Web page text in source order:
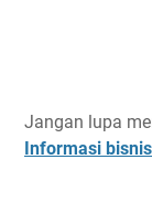
Jangan lupa
Informasi